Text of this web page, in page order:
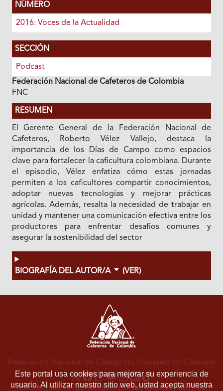
NÚMERO
2016: Voces de la Actualidad
SECCIÓN
Podcast
Federación Nacional de Cafeteros de Colombia
FNC
RESUMEN
El Gerente General de la Federación Nacional de
Cafeteros, Roberto Vélez Vallejo, destaca la
importancia de los Días de Campo como espacios
clave para fortalecer la caficultura colombiana. Durante
el episodio, Vélez enfatiza cómo estas jornadas
permiten a los caficultores compartir conocimientos,
adoptar nuevas tecnologías y mejorar prácticas
agrícolas. Además, resalta la necesidad de trabajar en
unidad y mantener una comunicación efectiva entre los
productores para enfrentar desafíos comunes y
asegurar la sostenibilidad del sector
BIOGRAFÍA DEL AUTOR/A (VER)
Este portal usa cookies para mejorar su experiencia de
usuario. Al utilizar nuestro sitio web, usted acepta nuestra
Federación Nacional de Cafeteros | Powered by: Cenicafé
Al continuar utilizando este portal, aceptas nuestros